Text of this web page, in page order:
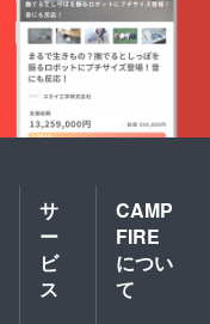
サ
ー
ビ
ス
CAMP
FIRE
につい
て